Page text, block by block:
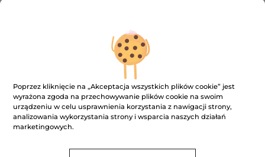
Poprzez kliknięcie na „Akceptacja wszystkich plików cookie” jest
wyrażona zgoda na przechowywanie plików cookie na swoim
urządzeniu w celu usprawnienia korzystania z nawigacji strony,
analizowania wykorzystania strony i wsparcia naszych działań
marketingowych.